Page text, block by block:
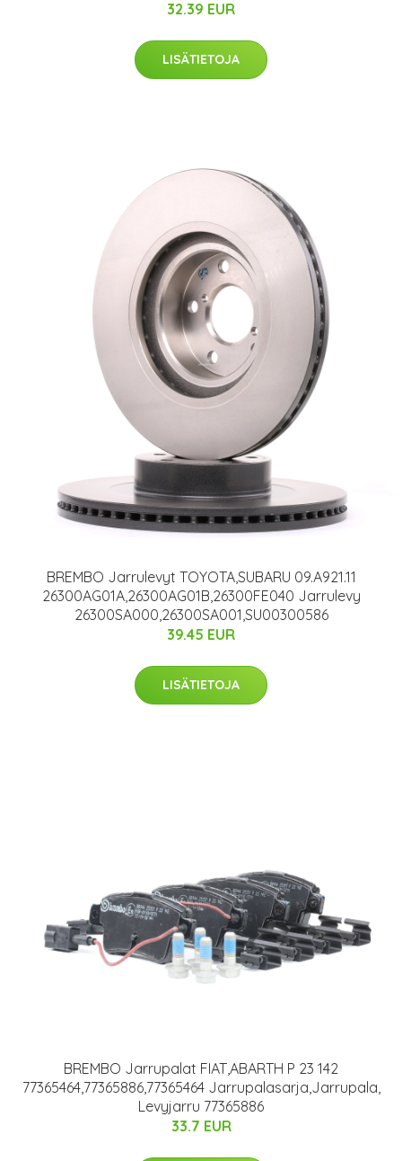
32.39 EUR
LISÄTIETOJA
BREMBO Jarrulevyt TOYOTA,SUBARU 09.A921.11
26300AG01A,26300AG01B,26300FE040 Jarrulevy
26300SA000,26300SA001,SU00300586
39.45 EUR
LISÄTIETOJA
BREMBO Jarrupalat FIAT,ABARTH P 23 142
77365464,77365886,77365464 Jarrupalasarja,Jarrupala,
Levyjarru 77365886
33.7 EUR